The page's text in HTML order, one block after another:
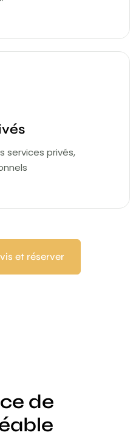
services privés,
et réserver
de